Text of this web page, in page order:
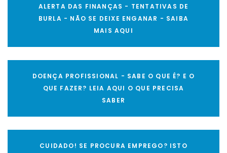
ALERTA DAS FINANÇAS - TENTATIVAS DE
BURLA - NÃO SE DEIXE ENGANAR - SAIBA
MAIS AQUI
DOENÇA PROFISSIONAL - SABE O QUE É? E O
QUE FAZER? LEIA AQUI O QUE PRECISA
SABER
CUIDADO! SE PROCURA EMPREGO? ISTO